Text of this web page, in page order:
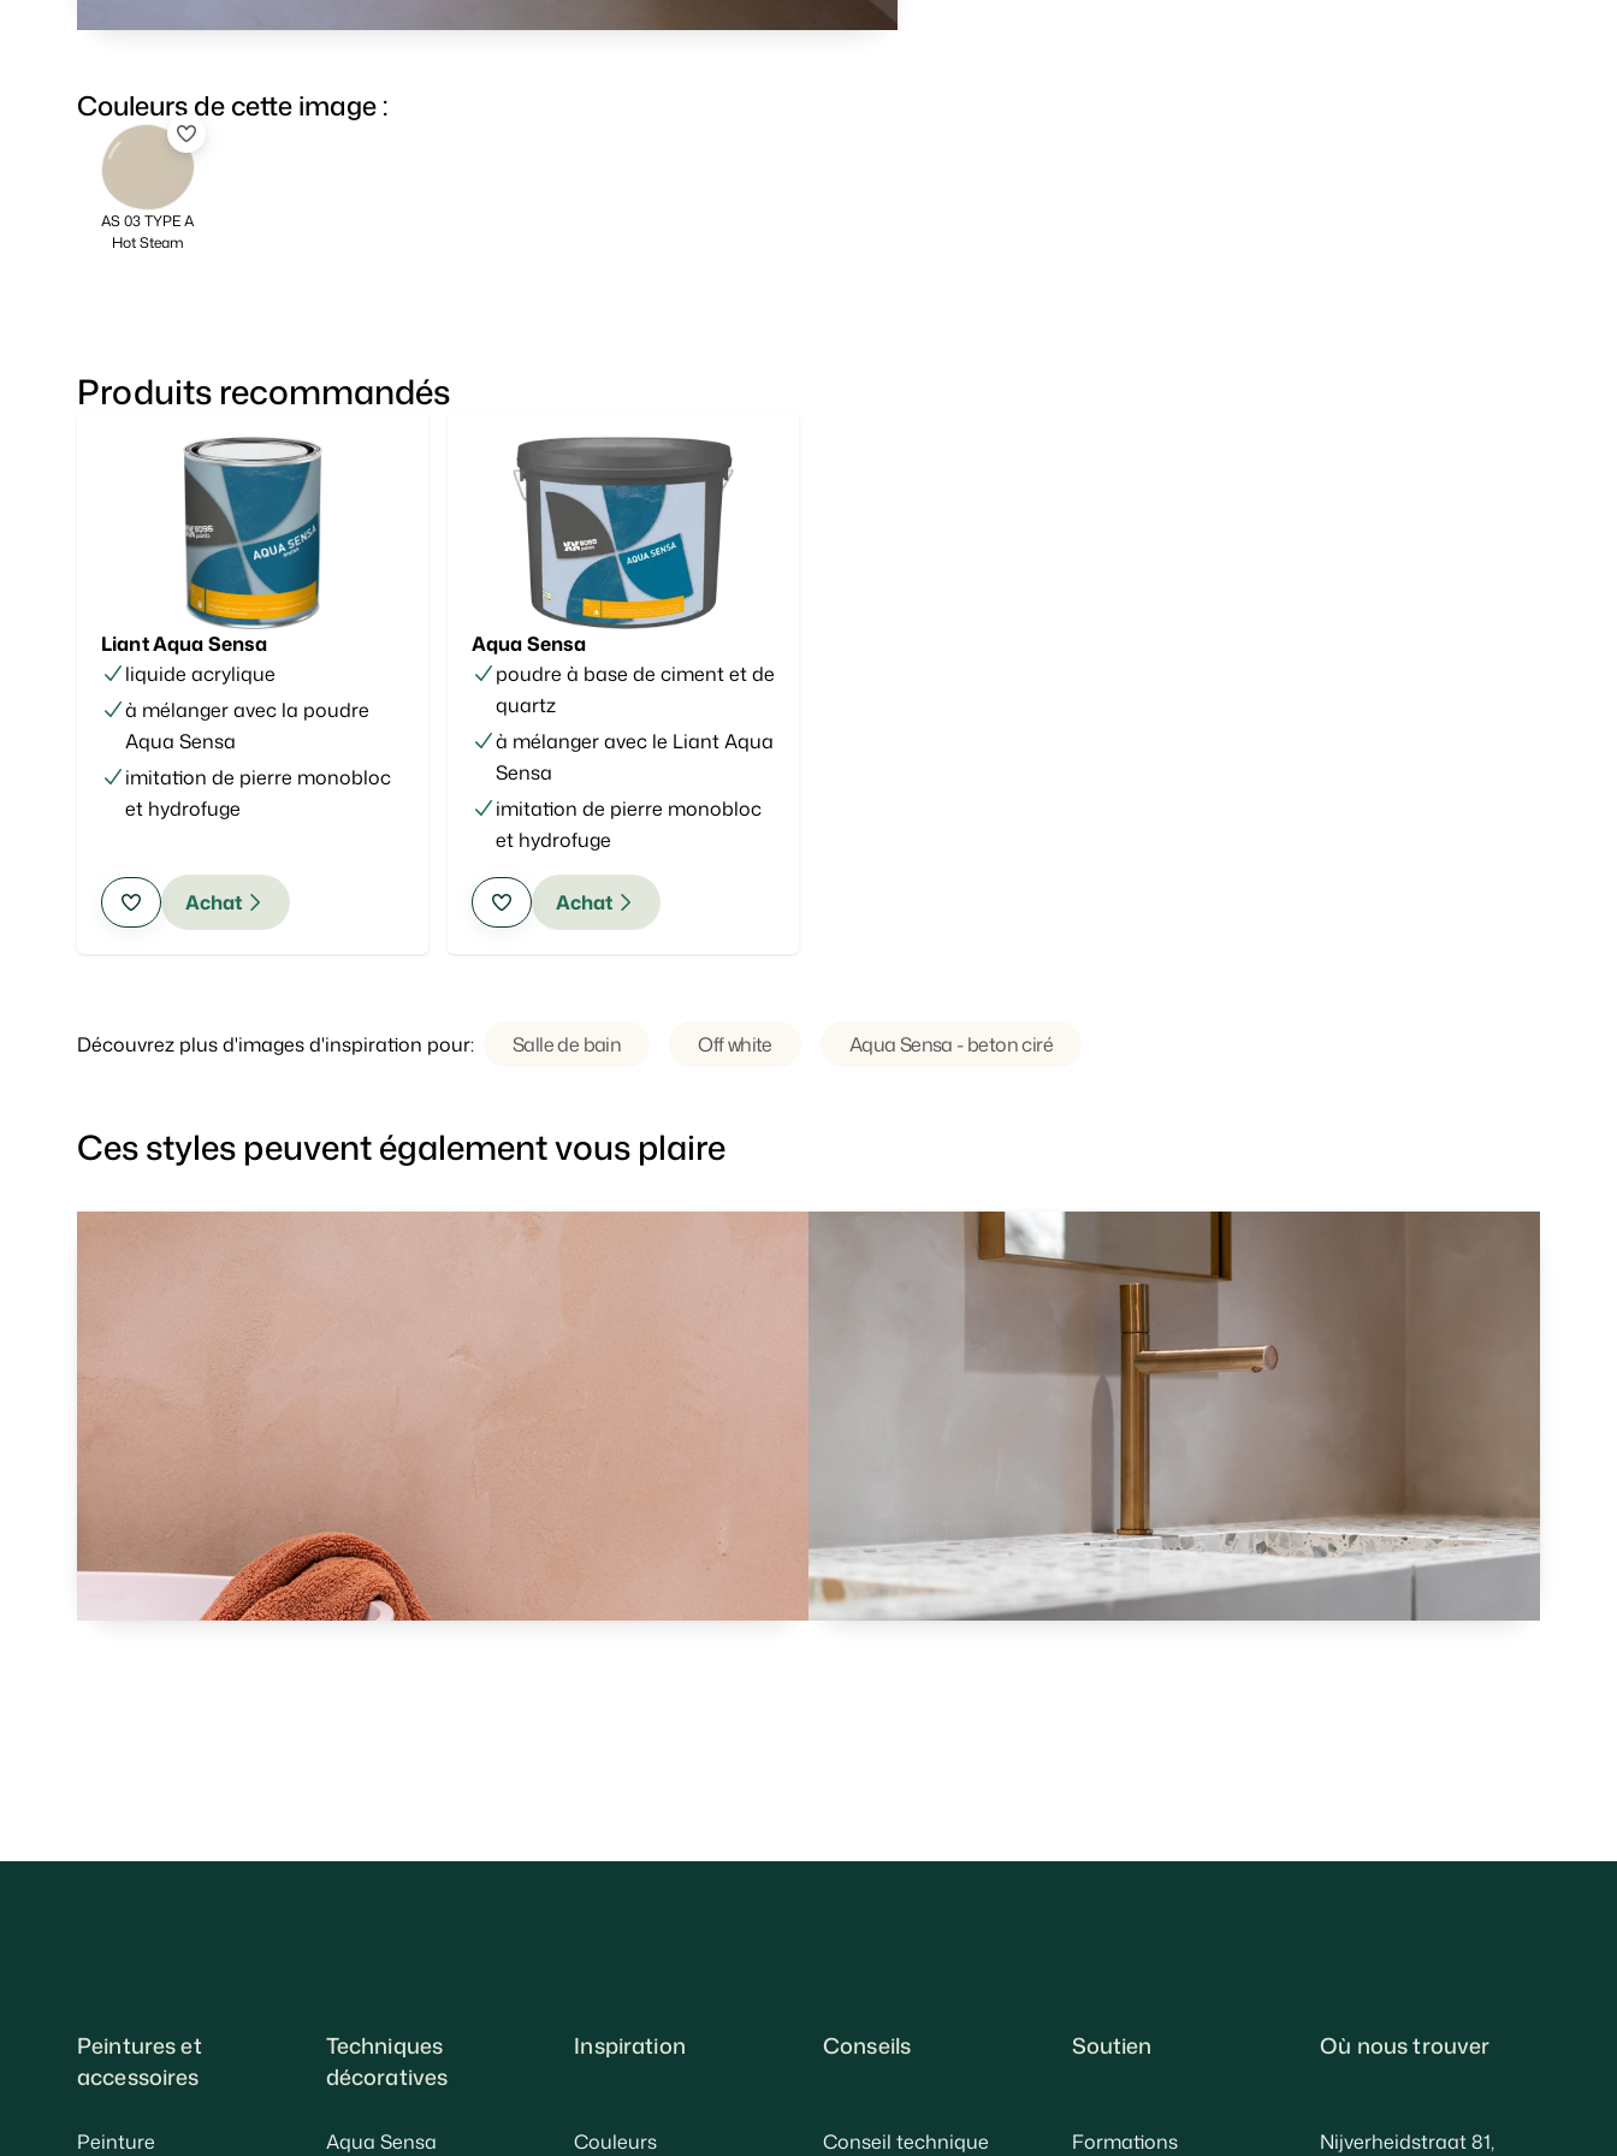
Couleurs de cette image :
AS 03 TYPE A
Hot Steam
Produits recommandés
Liant Aqua Sensa
liquide acrylique
à mélanger avec la poudre
Aqua Sensa
imitation de pierre monobloc
et hydrofuge
Achat
Aqua Sensa
poudre à base de ciment et de
quartz
à mélanger avec le Liant Aqua
Sensa
imitation de pierre monobloc
et hydrofuge
Achat
Découvrez plus d'images d'inspiration pour: Salle de bain Off white Aqua Sensa - beton ciré
Ces styles peuvent également vous plaire
Peintures et
accessoires
Peinture
Techniques
décoratives
Aqua Sensa
Inspiration
Couleurs
Conseils
Conseil technique
Soutien
Formations
Où nous trouver
Nijverheidstraat 81,